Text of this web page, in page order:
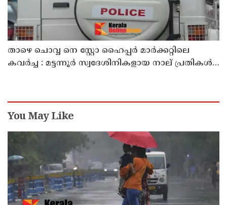
താഴെ ചൊവ്വ നെ സ്റ്റോ ഹൈപ്പർ മാർക്കറ്റിലെ
കവർച്ച : മട്ടന്നൂർ സ്വദേശിനികളായ നാല് പ്രതികൾ
You May Like